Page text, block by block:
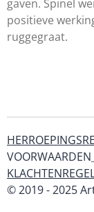
gaven. Spinel
positieve
ruggegraat.
VOORWAARDEN
© 2019 - 2025